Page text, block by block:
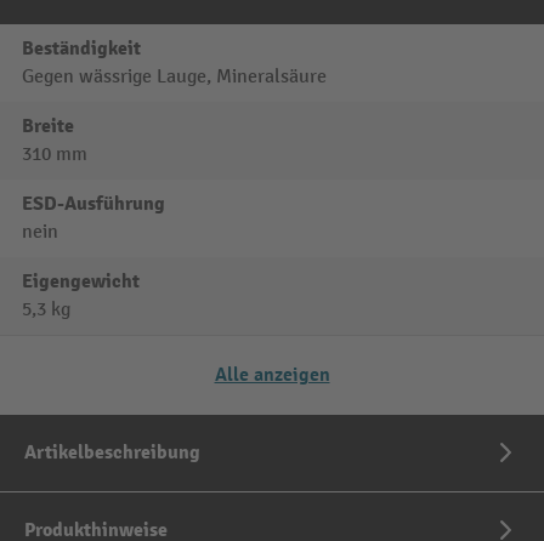
Beständigkeit
Gegen wässrige Lauge, Mineralsäure
Breite
310 mm
ESD-Ausführung
nein
Eigengewicht
5,3 kg
Alle anzeigen
Artikelbeschreibung
Produkthinweise